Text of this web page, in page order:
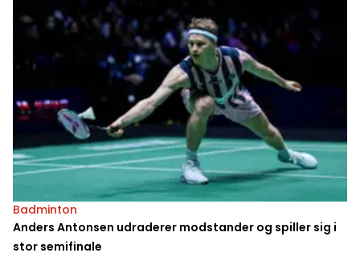
Badminton
Anders Antonsen udraderer modstander og spiller sig i
stor semifinale